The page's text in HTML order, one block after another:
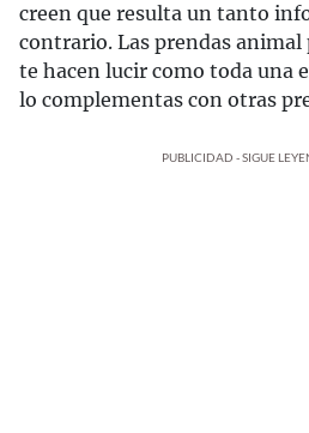
creen que resulta un tanto
contrario. Las prendas
te hacen lucir como toda una
lo complementas con otras
PUBLICIDAD - SIGUE